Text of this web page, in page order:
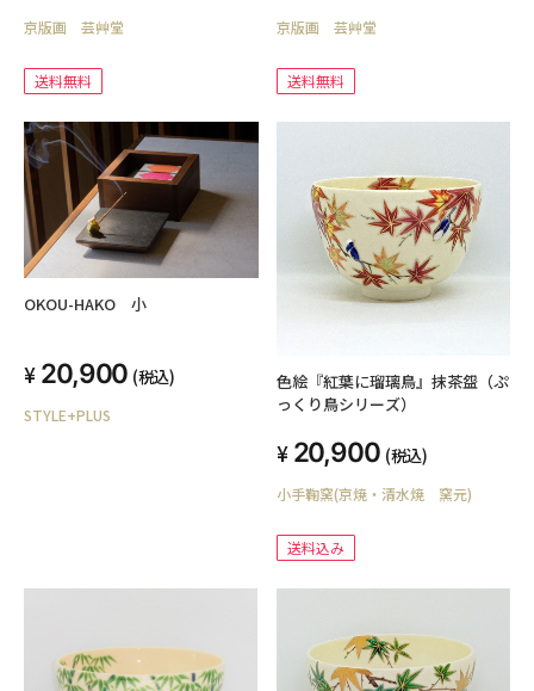
京版画 芸艸堂
送料無料
京版画 芸艸堂
送料無料
OKOU-HAKO 小
20,900 (税込)
STYLE+PLUS
色絵『紅葉に瑠璃鳥』抹茶盌（ぷ
っくり鳥シリーズ）
20,900 (税込)
小手鞠窯(京焼・清水焼 窯元)
送料込み